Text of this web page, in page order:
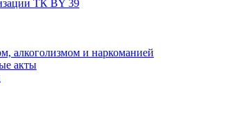
ТК BY 39
алкоголизмом и наркоманией
акты